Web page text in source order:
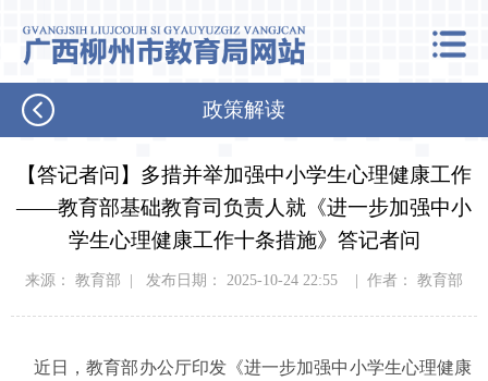
政策解读
【答记者问】多措并举加强中小学生心理健康工作
——教育部基础教育司负责人就《进一步加强中小
学生心理健康工作十条措施》答记者问
来源： 教育部 | 发布日期： 2025-10-24 22:55 | 作者： 教育部
近日，教育部办公厅印发《进一步加强中小学生心理健康